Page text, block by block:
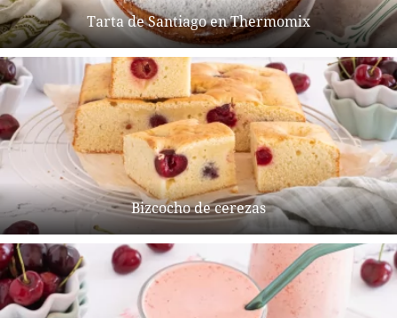
Tarta de Santiago en Thermomix
Bizcocho de cerezas